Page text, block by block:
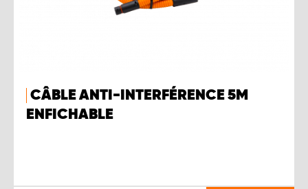
CÂBLE ANTI-INTERFÉRENCE 5M
ENFICHABLE